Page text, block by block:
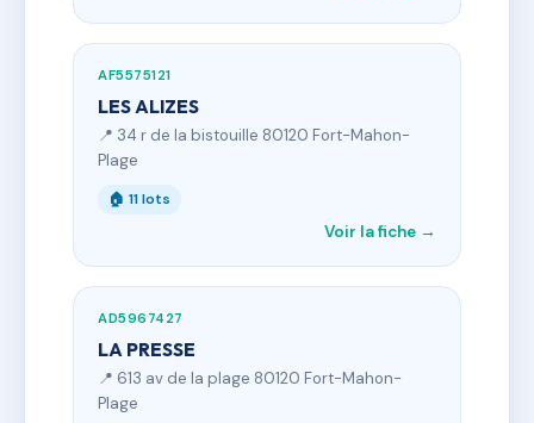
AF5575121
LES ALIZES
📍 34 r de la bistouille 80120 Fort-Mahon-
Plage
🏠 11 lots
Voir la fiche →
AD5967427
LA PRESSE
📍 613 av de la plage 80120 Fort-Mahon-
Plage